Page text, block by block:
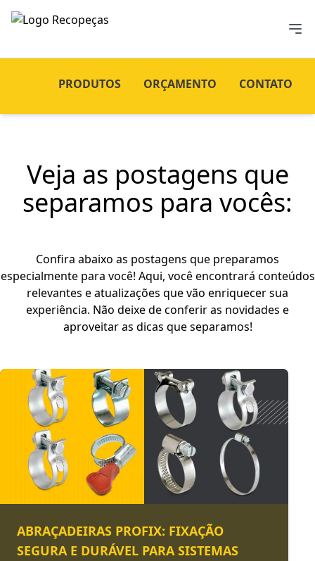
PRODUTOS ORÇAMENTO CONTATO
Veja as postagens que
separamos para vocês:
Confira abaixo as postagens que preparamos
especialmente para você! Aqui, você encontrará conteúdos
relevantes e atualizações que vão enriquecer sua
experiência. Não deixe de conferir as novidades e
aproveitar as dicas que separamos!
ABRAÇADEIRAS PROFIX: FIXAÇÃO
SEGURA E DURÁVEL PARA SISTEMAS